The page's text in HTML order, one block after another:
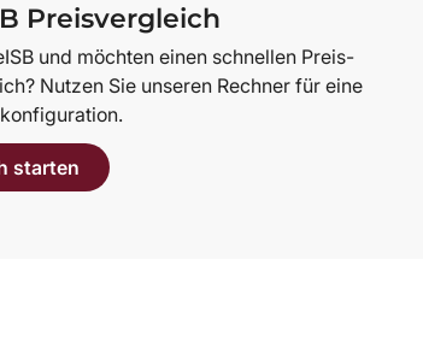
Preisvergleich
und möchten einen schnellen Preis-
Nutzen Sie unseren Rechner für eine
starten